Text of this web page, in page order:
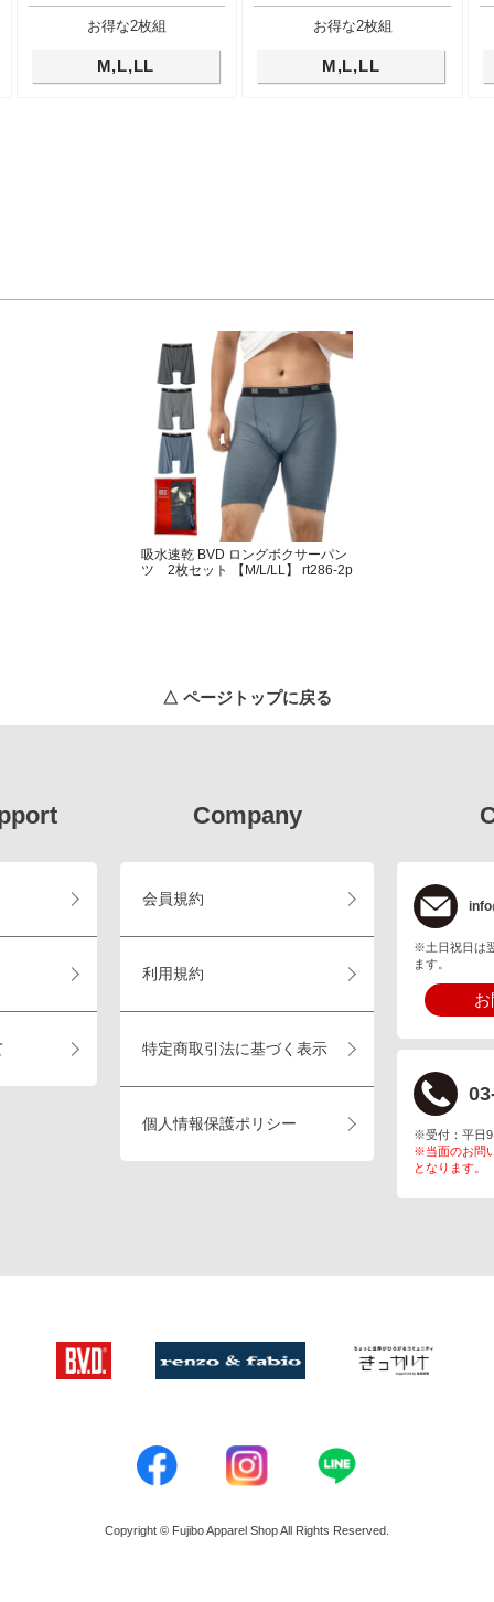
お得な2枚組
M,L,LL
お得な2枚組
M,L,LL
吸水速乾 BVD ロングボクサーパン
ツ 2枚セット 【M/L/LL】 rt286-2p
△ ページトップに戻る
Company
会員規約
利用規約
特定商取引法に基づく表示
個人情報保護ポリシー
※土日祝日は
ます。
※受付：平日
※当面のお問
となります。
Copyright © Fujibo Apparel Shop All Rights Reserved.